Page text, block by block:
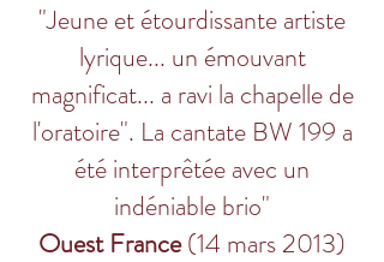
"Jeune et étourdissante artiste
lyrique... un émouvant
magnificat... a ravi la chapelle de
l'oratoire". La cantate BW 199 a
été interprêtée avec un
indéniable brio"
Ouest France(14 mars 2013)